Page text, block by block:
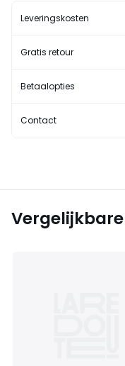
Leveringskosten
Gratis retour
Betaalopties
Contact